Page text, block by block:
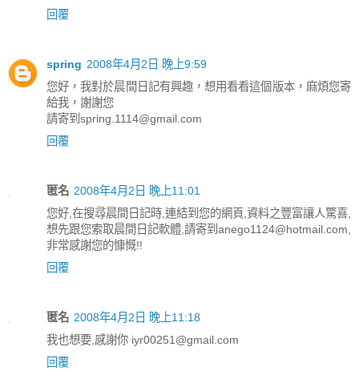
回覆
spring 2008年4月2日 晚上9:59
您好，我對於晨間日記有興趣，想用看看這個版本，麻煩您寄
給我，謝謝您
請寄到spring.1114@gmail.com
回覆
匿名 2008年4月2日 晚上11:01
您好,在搜尋晨間日記時,連結到您的網頁,資料之豐富讓人驚喜,
想先跟您索取晨間日記軟體,請寄到anego1124@hotmail.com,
非常感謝您的慷慨!!
回覆
匿名 2008年4月2日 晚上11:18
我也想要,感謝你 iyr00251@gmail.com
回覆